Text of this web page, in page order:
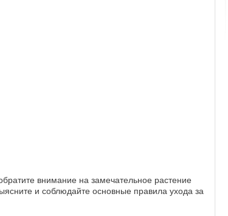
внимание на замечательное растение
и соблюдайте основные правила ухода за